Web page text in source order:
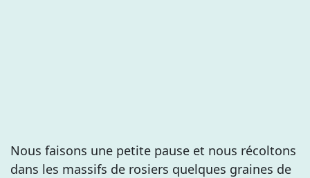
Nous faisons une petite pause et nous récoltons
dans les massifs de rosiers quelques graines de